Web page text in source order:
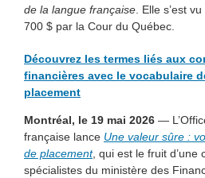
de la langue française . Elle s’est
700 $ par la Cour du Québec.
Découvrez les termes liés aux
financières avec le vocabulaire
placement
Montréal, le 19 mai 2026 —
française lance Une valeur sûre :
de placement, qui est le fruit d’une
spécialistes du ministère des